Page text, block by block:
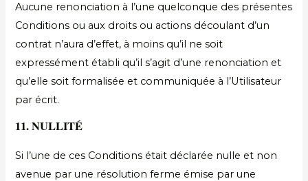
Aucune renonciation à l’une quelconque des présentes
Conditions ou aux droits ou actions découlant d’un
contrat n’aura d’effet, à moins qu’il ne soit
expressément établi qu’il s’agit d’une renonciation et
qu’elle soit formalisée et communiquée à l’Utilisateur
par écrit.
11. NULLITÉ
Si l’une de ces Conditions était déclarée nulle et non
avenue par une résolution ferme émise par une